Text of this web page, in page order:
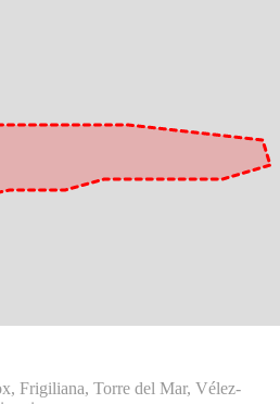
Frigiliana, Torre del Mar, Vélez-